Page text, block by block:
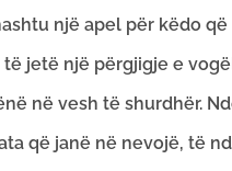
një apel për këdo
jetë një përgjigje e
në vesh të shurdhër.
që janë në nevojë, të